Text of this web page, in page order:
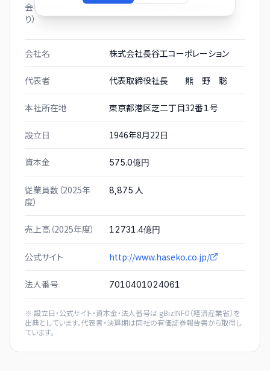
会社プロフィール（有価証券報告書および gBizINFO よ
り）
会社名 株式会社長谷工コーポレーション
代表者 代表取締役社長 熊 野 聡
本社所在地 東京都港区芝二丁目32番１号
設立日 1946年8月22日
資本金 575.0億円
従業員数（2025年
度）
8,875 人
売上高（2025年度） 12731.4億円
公式サイト http://www.haseko.co.jp/
法人番号 7010401024061
※ 設立日・公式サイト・資本金・法人番号は gBizINFO（経済産業省）を
出典としています。代表者・決算期は同社の有価証券報告書から取得し
ています。